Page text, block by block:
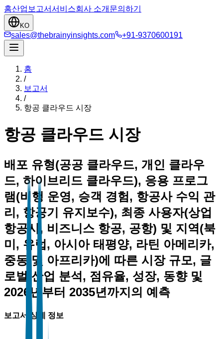
홈산업 보고서서비스회사 소개 문의하기
KO
sales@thebrainyinsights.com +91-9370600191
홈
/
보고서
/
항공 클라우드 시장
항공 클라우드 시장
배포 유형(공공 클라우드, 개인 클라우
드, 하이브리드 클라우드), 응용 프로그
램(비행 운영, 승객 경험, 항공사 수익 관
리, 항공기 유지보수), 최종 사용자(상업
항공사, 비즈니스 항공, 공항) 및 지역(북
미, 유럽, 아시아 태평양, 라틴 아메리카,
중동 및 아프리카)에 따른 시장 규모, 글
로벌 산업 분석, 점유율, 성장, 동향 및
2026년부터 2035년까지의 예측
보고서 상세 정보